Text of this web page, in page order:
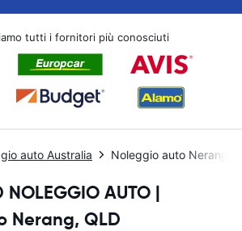
tutti i fornitori più conosciuti
auto Australia Noleggio auto Nerang
AUTO |
Nerang, QLD